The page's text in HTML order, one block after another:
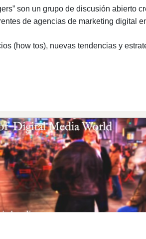
son un grupo de discusión abierto
de agencias de marketing digital
(how tos), nuevas tendencias y